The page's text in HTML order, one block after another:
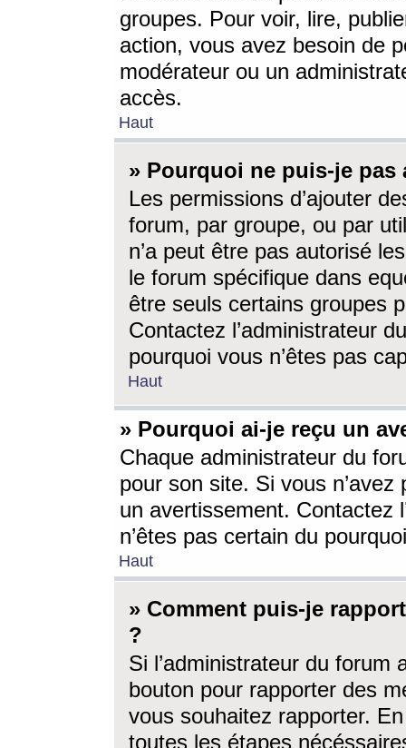
groupes. Pour voir, lire,
action, vous avez besoin de
modérateur ou un
accès.
Haut
» Pourquoi ne puis-je
Les permissions d’ajouter
forum, par groupe, ou par
n’a peut être pas autorisé
le forum spécifique dans
être seuls certains groupes
Contactez l’administrateur
pourquoi vous n’êtes pas
Haut
» Pourquoi ai-je reçu un
Chaque administrateur du
pour son site. Si vous
un avertissement. Contactez
n’êtes pas certain du
Haut
» Comment puis-je
?
Si l’administrateur du forum
bouton pour rapporter des
vous souhaitez rapporter.
toutes les étapes